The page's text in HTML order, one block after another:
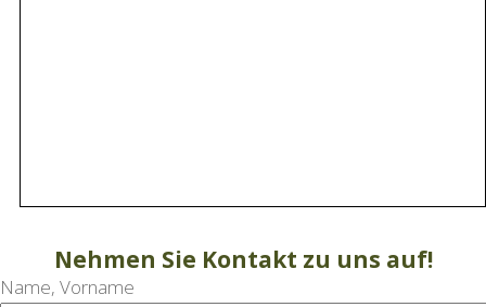
Nehmen Sie Kontakt zu uns auf!
Name, Vorname